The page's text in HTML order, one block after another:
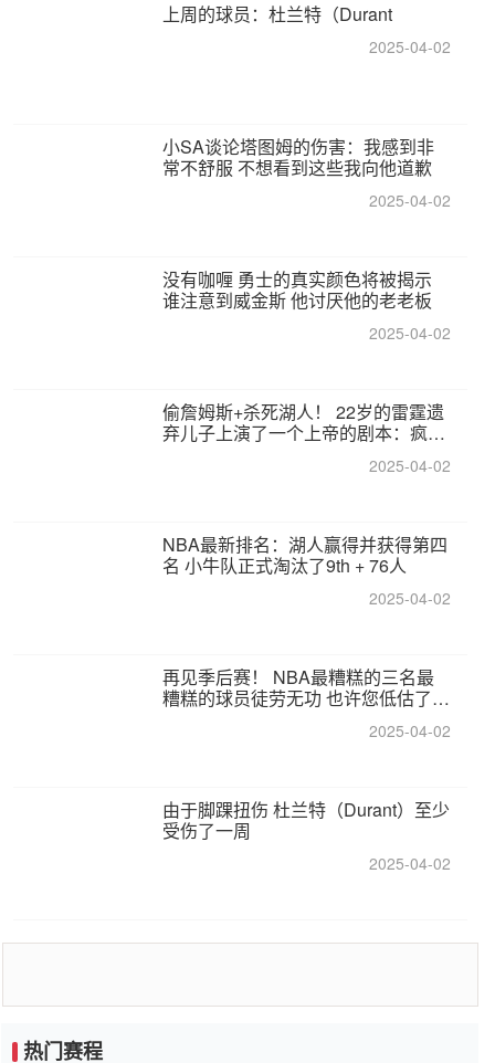
上周的球员：杜兰特（Durant
2025-04-02
小SA谈论塔图姆的伤害：我感到非
常不舒服 不想看到这些我向他道歉
2025-04-02
没有咖喱 勇士的真实颜色将被揭示
谁注意到威金斯 他讨厌他的老老板
2025-04-02
偷詹姆斯+杀死湖人！ 22岁的雷霆遗
弃儿子上演了一个上帝的剧本：疯狂
2025-04-02
NBA最新排名：湖人赢得并获得第四
名 小牛队正式淘汰了9th + 76人
2025-04-02
再见季后赛！ NBA最糟糕的三名最
糟糕的球员徒劳无功 也许您低估了硬
2025-04-02
由于脚踝扭伤 杜兰特（Durant）至少
受伤了一周
2025-04-02
热门赛程